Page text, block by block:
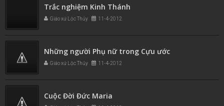
Trắc nghiệm Kinh Thánh
Giáo xứ Lộc Thủy 11-4-2012
Những người Phụ nữ trong Cựu ước
Giáo xứ Lộc Thủy 11-4-2012
Cuộc Đời Đức Maria